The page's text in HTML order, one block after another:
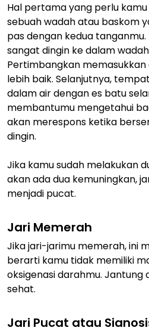
Hal pertama yang perlu
sebuah wadah atau baskom
pas dengan kedua
sangat dingin ke dalam
Pertimbangkan memasukkan
lebih baik. Selanjutnya,
dalam air dengan es batu
membantumu mengetahui
akan merespons ketika
dingin.
Jika kamu sudah melakukan
akan ada dua kemuningkan,
menjadi pucat.
Jari Memerah
Jika jari-jarimu memerah, ini
berarti kamu tidak memiliki
oksigenasi darahmu. Jantung
sehat.
Jari Pucat atau